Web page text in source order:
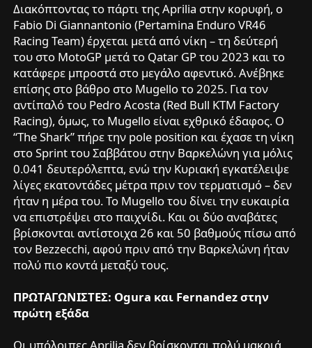
Διακόπτοντας το πάρτι της Aprilia στην κορυφή, ο
Fabio Di Giannantonio (Pertamina Enduro VR46
Racing Team) έρχεται μετά από νίκη – τη δεύτερή
του στο MotoGP μετά το Qatar GP του 2023 και το
κατάφερε μπροστά στο μεγάλο αφεντικό. Ανέβηκε
επίσης στο βάθρο στο Mugello το 2025. Για τον
αντίπαλό του Pedro Acosta (Red Bull KTM Factory
Racing), όμως, το Mugello είναι εχθρικό έδαφος. Ο
“The Shark” πήρε την pole position και έχασε τη νίκη
στο Sprint του Σαββάτου στην Βαρκελώνη για μόλις
0.041 δευτερόλεπτα, ενώ την Κυριακή εγκατέλειψε
λίγες εκατοντάδες μέτρα πριν τον τερματισμό – δεν
ήταν η μέρα του. Το Mugello του δίνει την ευκαιρία
να επιστρέψει στο παιχνίδι. Και οι δύο αναβάτες
βρίσκονται αντίστοιχα 26 και 50 βαθμούς πίσω από
τον Bezzecchi, αφού πριν από την Βαρκελώνη ήταν
πολύ πιο κοντά μεταξύ τους.
ΠΡΩΤΑΓΩΝΙΣΤΕΣ: Ogura και Fernandez στην
πρώτη εξάδα